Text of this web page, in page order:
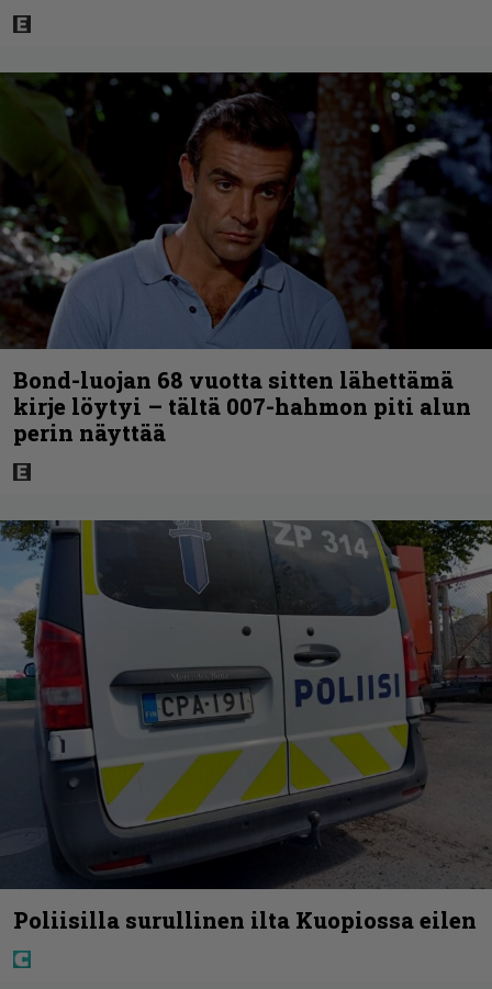
Bond-luojan 68 vuotta sitten lähettämä
kirje löytyi – tältä 007-hahmon piti alun
perin näyttää
Poliisilla surullinen ilta Kuopiossa eilen